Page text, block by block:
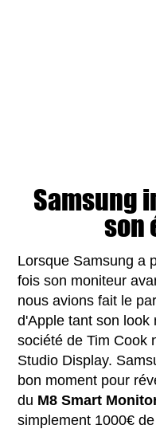
Samsung
son
Lorsque Samsung a
fois son moniteur
nous avions fait le
d'Apple tant son look
société de Tim Cook
Studio Display.
bon moment pour
du M8 Smart
simplement 1000€